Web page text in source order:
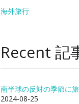
海外旅行
Recent 記
南半球の反対の季節に
2024-08-25